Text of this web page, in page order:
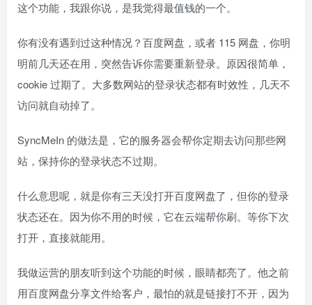
这个功能，我跟你说，是我觉得最值钱的一个。
你有没有遇到过这种情况？百度网盘，或者 115 网盘，你明
明前几天还在用，突然告诉你需要重新登录。原因很简单，
cookie 过期了。大多数网站的登录状态都有时效性，几天不
访问就自动掉了。
SyncMeIn 的做法是，它的服务器会帮你定期去访问那些网
站，保持你的登录状态不过期。
什么意思呢，就是你有三天没打开百度网盘了，但你的登录
状态还在。因为你不用的时候，它在云端帮你刷。等你下次
打开，直接就能用。
我做运营的朋友听到这个功能的时候，眼睛都亮了。他之前
用百度网盘分享文件给客户，最怕的就是链接打不开，因为